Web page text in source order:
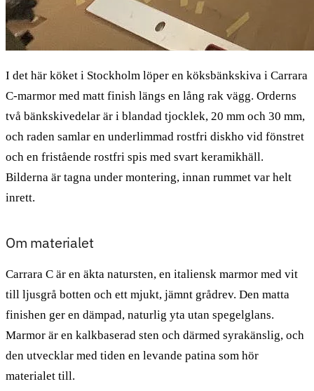
I det här köket i Stockholm löper en köksbänkskiva i Carrara
C-marmor med matt finish längs en lång rak vägg. Orderns
två bänkskivedelar är i blandad tjocklek, 20 mm och 30 mm,
och raden samlar en underlimmad rostfri diskho vid fönstret
och en fristående rostfri spis med svart keramikhäll.
Bilderna är tagna under montering, innan rummet var helt
inrett.
Om materialet
Carrara C är en äkta natursten, en italiensk marmor med vit
till ljusgrå botten och ett mjukt, jämnt grådrev. Den matta
finishen ger en dämpad, naturlig yta utan spegelglans.
Marmor är en kalkbaserad sten och därmed syrakänslig, och
den utvecklar med tiden en levande patina som hör
materialet till.